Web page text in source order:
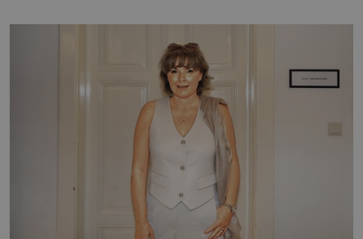
mi knihy, práce a hlavně klid. Hned po studiích jsem